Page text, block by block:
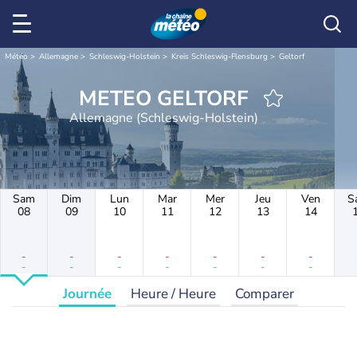
Météo Allemagne Schleswig-Holstein Kreis Schleswig-Flensburg Geltorf
METEO GELTORF
Allemagne (Schleswig-Holstein)
Sam
08
-
-
Dim
09
-
-
Lun
10
-
-
Mar
11
-
-
Mer
12
-
-
Jeu
13
-
-
Ven
14
-
-
Journée Heure / Heure Comparer